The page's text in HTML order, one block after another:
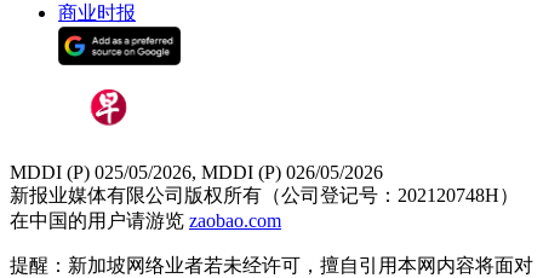
商业时报
MDDI (P) 025/05/2026, MDDI (P) 026/05/2026
新报业媒体有限公司版权所有（公司登记号：202120748H）
在中国的用户请游览 zaobao.com
提醒：新加坡网络业者若未经许可，擅自引用本网内容将面对